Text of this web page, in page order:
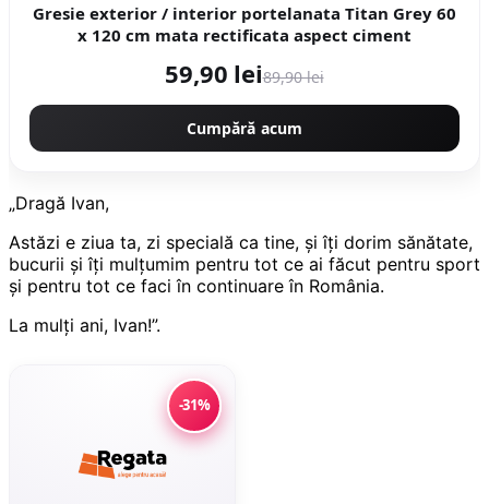
Gresie exterior / interior portelanata Titan Grey 60
x 120 cm mata rectificata aspect ciment
59,90 lei89,90 lei
Cumpără acum
„Dragă Ivan,
Astăzi e ziua ta, zi specială ca tine, și îți dorim sănătate,
bucurii și îți mulțumim pentru tot ce ai făcut pentru sport
și pentru tot ce faci în continuare în România.
La mulți ani, Ivan!”.
-31%